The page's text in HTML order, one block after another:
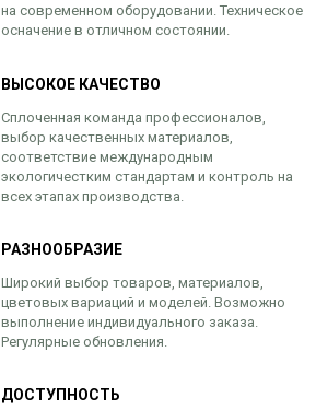
на современном оборудовании. Техническое
осначение в отличном состоянии.
ВЫСОКОЕ КАЧЕСТВО
Сплоченная команда профессионалов,
выбор качественных материалов,
соответствие международным
экологичестким стандартам и контроль на
всех этапах производства.
РАЗНООБРАЗИЕ
Широкий выбор товаров, материалов,
цветовых вариаций и моделей. Возможно
выполнение индивидуального заказа.
Регулярные обновления.
ДОСТУПНОСТЬ